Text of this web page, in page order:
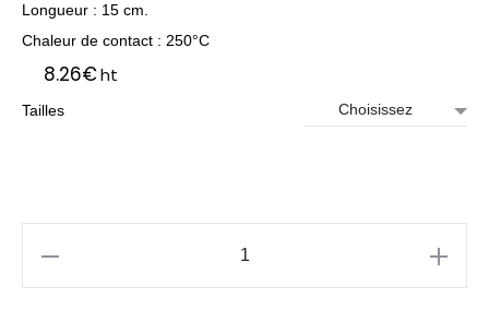
Longueur : 15 cm.
Chaleur de contact : 250°C
8.26€ht
Tailles